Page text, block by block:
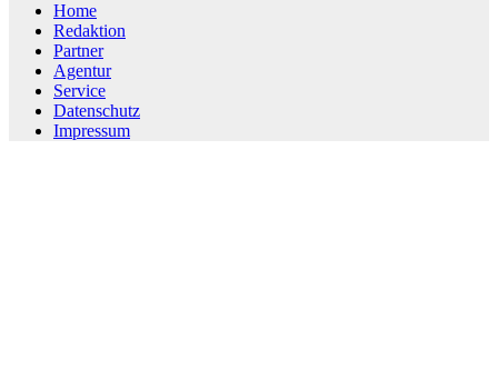
Home
Redaktion
Partner
Agentur
Service
Datenschutz
Impressum